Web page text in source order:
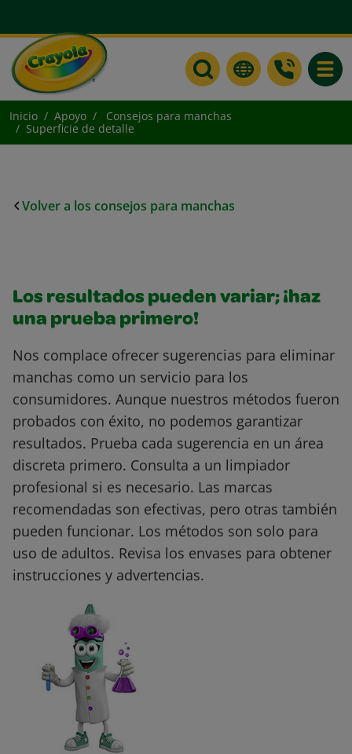
Inicio Apoyo
Consejos para manchas
Superficie de detalle
Volver a los consejos para manchas
Los resultados pueden variar; ¡haz
una prueba primero!
Nos complace ofrecer sugerencias para eliminar
manchas como un servicio para los
consumidores. Aunque nuestros métodos fueron
probados con éxito, no podemos garantizar
resultados. Prueba cada sugerencia en un área
discreta primero. Consulta a un limpiador
profesional si es necesario. Las marcas
recomendadas son efectivas, pero otras también
pueden funcionar. Los métodos son solo para
uso de adultos. Revisa los envases para obtener
instrucciones y advertencias.